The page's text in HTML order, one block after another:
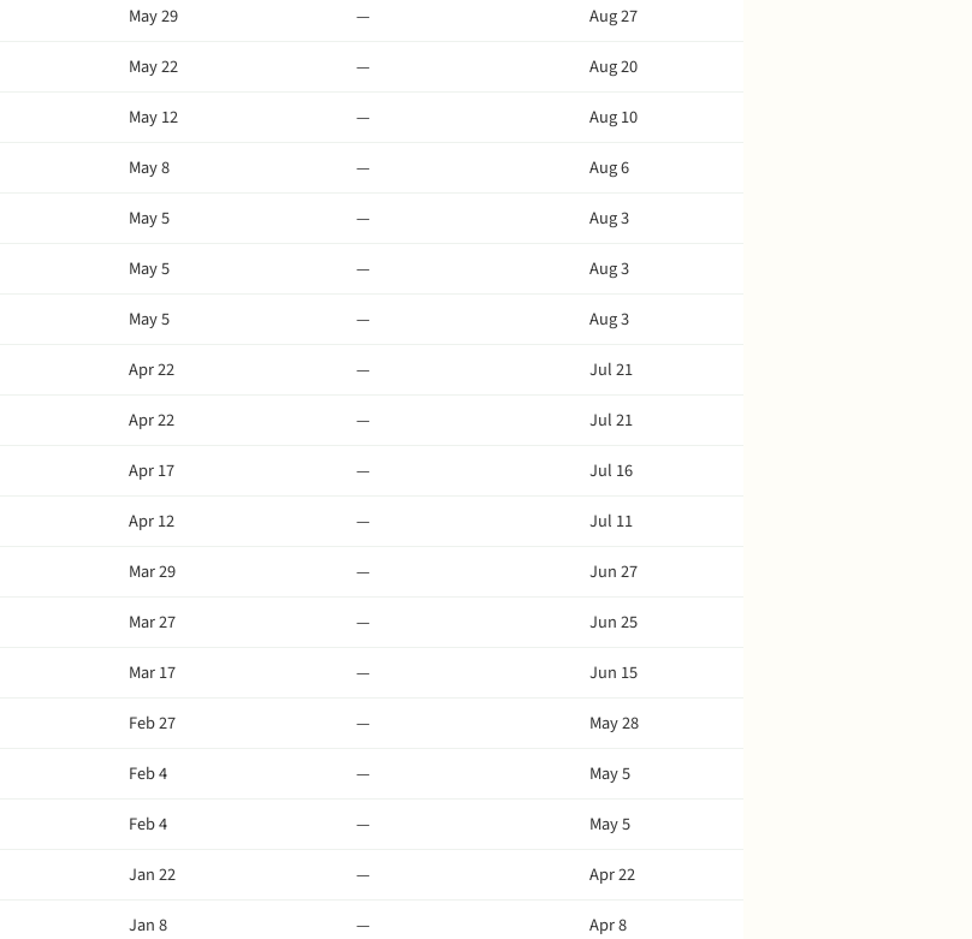
May 29 —
Aug 27
May 22 —
Aug 20
May 12 —
Aug 10
May 8 —
Aug 6
May 5 —
Aug 3
May 5 —
Aug 3
May 5 —
Aug 3
Apr 22 —
Jul 21
Apr 22 —
Jul 21
Apr 17 —
Jul 16
Apr 12 —
Jul 11
Mar 29 —
Jun 27
Mar 27 —
Jun 25
Mar 17 —
Jun 15
Feb 27 —
May 28
Feb 4 —
May 5
Feb 4 —
May 5
Jan 22 —
Apr 22
Jan 8 —
Apr 8